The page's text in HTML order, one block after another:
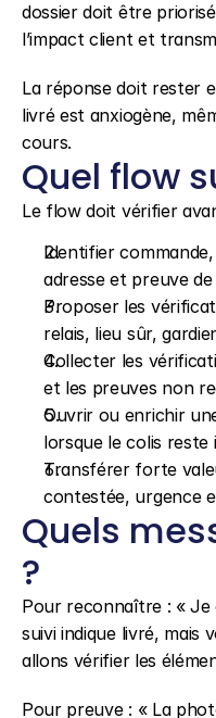
dossier doit être
l’impact client et
La réponse doit rester
livré est anxiogène,
cours.
Quel flow
Le flow doit vérifier
Identifier
adresse et preuve
Proposer les
relais, lieu sûr,
Collecter les
et les preuves non
Ouvrir ou enrichir
lorsque le colis reste
Transférer forte
contestée, urgence
Quels
?
Pour reconnaître : « Je
suivi indique livré, mais
allons vérifier les
Pour preuve : « La